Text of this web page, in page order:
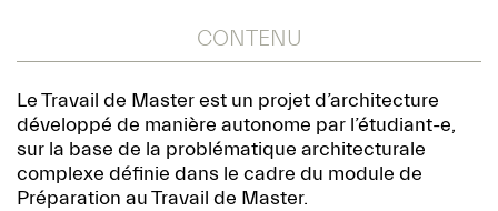
CONTENU
Le Travail de Master est un projet d’architecture
développé de manière autonome par l’étudiant-e,
sur la base de la problématique architecturale
complexe définie dans le cadre du module de
Préparation au Travail de Master.